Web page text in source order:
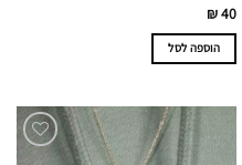
₪40
הוספה לסל